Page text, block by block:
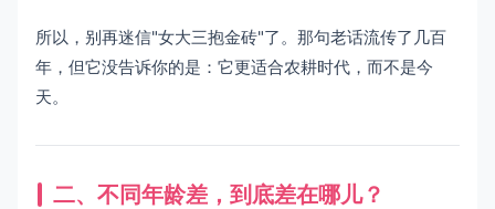
所以，别再迷信"女大三抱金砖"了。那句老话流传了几百
年，但它没告诉你的是：它更适合农耕时代，而不是今
天。
二、不同年龄差，到底差在哪儿？